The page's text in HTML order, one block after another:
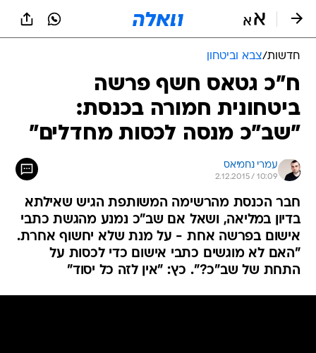
חדשות/צבא וביטחון
ח"כ גטאס חשף פרשה
ביטחונית חמורה בכנסת:
"שב"כ מנסה לכסות מחדלים"
עמרי נחמיאס
2.12.2015 / 10:09
חבר הכנסת מהרשימה המשותפת הגיש שאילתא
בדיון במליאה, ושאל אם שב"כ נמנע מהגשת כתבי
אישום בפרשה אחת - על מנת שלא יחשוף אחרת.
"האם לא מוגשים כתבי אישום כדי לכסות על
התחת של שב"כ?". כץ: "אין לזה כל יסוד"